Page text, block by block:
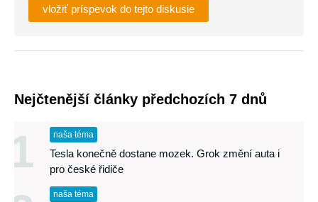
vložiť príspevok do tejto diskusie
Nejčtenější články předchozích 7 dnů
1 naša téma
Tesla konečně dostane mozek. Grok změní auta i
pro české řidiče
naša téma